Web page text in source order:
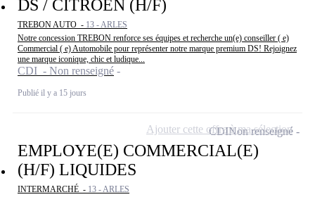
DS / CITROEN (H/F)
TREBON AUTO - 13 - ARLES
Notre concession TREBON renforce ses équipes et recherche un(e) conseiller ( e)
Commercial ( e) Automobile pour représenter notre marque premium DS! Rejoignez
une marque iconique, chic et ludique...
CDI - Non renseigné
Publié il y a 15 jours
EMPLOYE(E) COMMERCIAL(E)
(H/F) LIQUIDES
INTERMARCHÉ - 13 - ARLES
CDINon renseigné
Ajouter cette offre à ma sélection